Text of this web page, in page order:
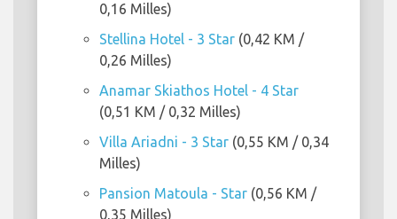
0,16 Milles)
Stellina Hotel - 3 Star (0,42 KM /
0,26 Milles)
Anamar Skiathos Hotel - 4 Star
(0,51 KM / 0,32 Milles)
Villa Ariadni - 3 Star (0,55 KM / 0,34
Milles)
Pansion Matoula - Star (0,56 KM /
0,35 Milles)